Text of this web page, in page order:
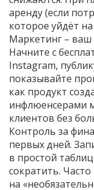
аренду (если
которое уйдёт
Маркетинг – ваш
Начните с
Instagram,
показывайте
как продукт
инфлюенсерами
клиентов без
Контроль за
первых дней.
в простой
сократить.
на